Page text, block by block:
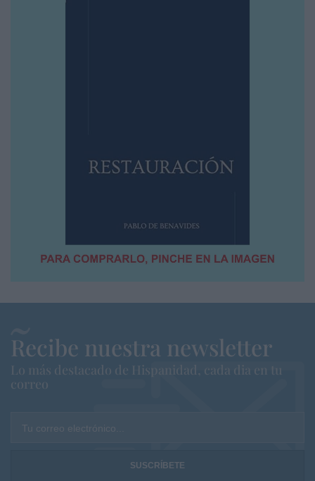
Recibe nuestra newsletter
Lo más destacado de Hispanidad, cada dia en tu
correo
Tu correo electrónico...